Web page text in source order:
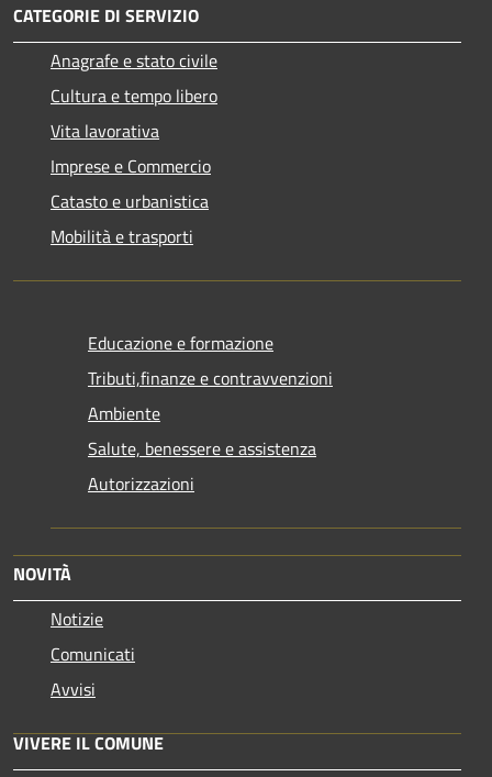
CATEGORIE DI SERVIZIO
Anagrafe e stato civile
Cultura e tempo libero
Vita lavorativa
Imprese e Commercio
Catasto e urbanistica
Mobilità e trasporti
Educazione e formazione
Tributi,finanze e contravvenzioni
Ambiente
Salute, benessere e assistenza
Autorizzazioni
NOVITÀ
Notizie
Comunicati
Avvisi
VIVERE IL COMUNE